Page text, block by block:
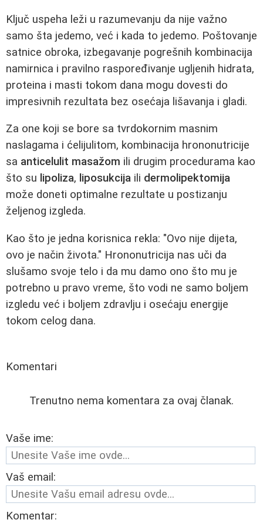
Ključ uspeha leži u razumevanju da nije važno
samo šta jedemo, već i kada to jedemo. Poštovanje
satnice obroka, izbegavanje pogrešnih kombinacija
namirnica i pravilno raspoređivanje ugljenih hidrata,
proteina i masti tokom dana mogu dovesti do
impresivnih rezultata bez osećaja lišavanja i gladi.
Za one koji se bore sa tvrdokornim masnim
naslagama i ćelijulitom, kombinacija hrononutricije
sa anticelulit masažom ili drugim procedurama kao
što su lipoliza, liposukcija ili dermolipektomija
može doneti optimalne rezultate u postizanju
željenog izgleda.
Kao što je jedna korisnica rekla: "Ovo nije dijeta,
ovo je način života." Hrononutricija nas uči da
slušamo svoje telo i da mu damo ono što mu je
potrebno u pravo vreme, što vodi ne samo boljem
izgledu već i boljem zdravlju i osećaju energije
tokom celog dana.
Komentari
Trenutno nema komentara za ovaj članak.
Vaše ime:
Vaš email:
Komentar: